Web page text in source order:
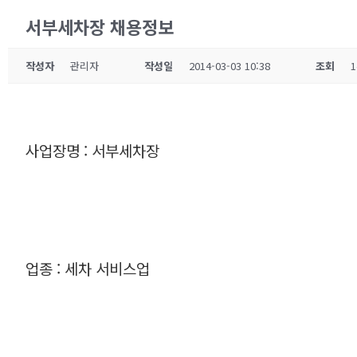
서부세차장 채용정보
작성자 관리자 작성일 2014-03-03 10:38 조회
사업장명 : 서부세차장
업종 : 세차 서비스업